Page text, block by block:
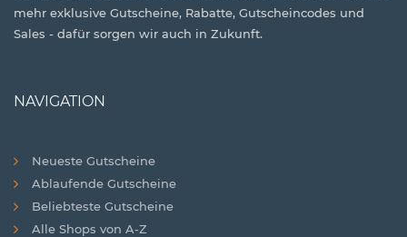
mehr exklusive Gutscheine, Rabatte, Gutscheincodes und
Sales - dafür sorgen wir auch in Zukunft.
NAVIGATION
Neueste Gutscheine
Ablaufende Gutscheine
Beliebteste Gutscheine
Alle Shops von A-Z